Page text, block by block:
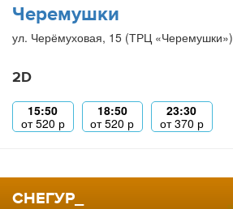
Черемушки
ул. Черёмуховая, 15 (ТРЦ «Черемушки»)
2D
15:50
от520 р
18:50
от520 р
23:30
от370 р
СНЕГУР_